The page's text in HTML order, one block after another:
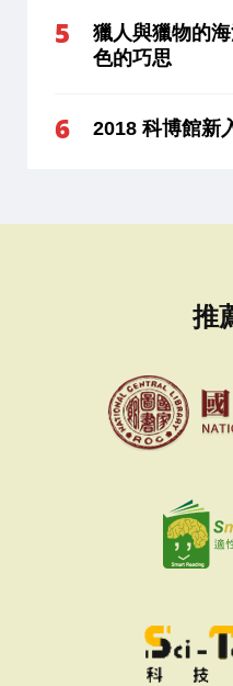
獵人與獵物的
色的巧思
2018 科博館新
推